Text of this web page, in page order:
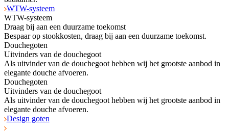
WTW-systeem
WTW-systeem
Draag bij aan een duurzame toekomst
Bespaar op stookkosten, draag bij aan een duurzame toekomst.
Douchegoten
Uitvinders van de douchegoot
Als uitvinder van de douchegoot hebben wij het grootste aanbod in
elegante douche afvoeren.
Douchegoten
Uitvinders van de douchegoot
Als uitvinder van de douchegoot hebben wij het grootste aanbod in
elegante douche afvoeren.
Design goten